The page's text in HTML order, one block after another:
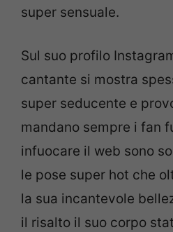
super sensuale.
Sul suo profilo
cantante si mostra
super seducente e
mandano sempre i fan
infuocare il web sono
le pose super hot che
la sua incantevole
il risalto il suo corpo